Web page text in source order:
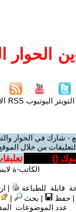
الحوار
التويتر اليوتيوب RSS
- شارك في الحوار
من خلال
(
)
الكاتب-ة
قابلة للطباعة |
|حفظ | بحث |
عدد الموضوعات